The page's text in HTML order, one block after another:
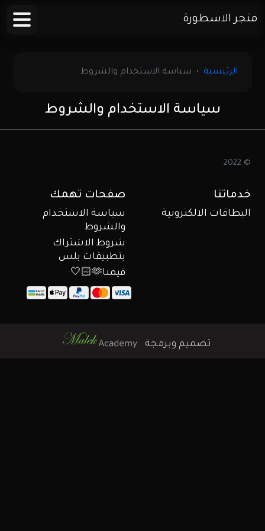
متجر الاسطورة
الرئيسية سياسة الاستخدام والشروط
سياسة الاستخدام والشروط
© 2022
خدماتنا
البطاقات الالكترونية
صفحات تهمك
سياسة الاستخدام
والشروط
شروط الاشتراك
بتطبيقات بلس
قيمنا🫶🏻🤍
تصميم وبرمجة